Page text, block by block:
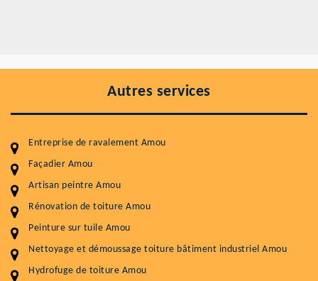
Autres services
Entreprise de ravalement Amou
Façadier Amou
Artisan peintre Amou
Rénovation de toiture Amou
Peinture sur tuile Amou
Nettoyage et démoussage toiture bâtiment industriel Amou
Hydrofuge de toiture Amou
Entretenir votre toiture, c'est préserver sa
durabilité
Plus de 15 ans d'expérience en couverture et facade
Service